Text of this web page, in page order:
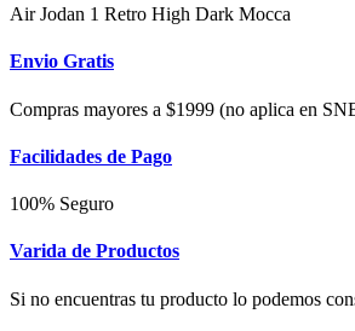
Air Jodan 1 Retro High Dark Mocca
Envio Gratis
Compras mayores a $1999 (no aplica en
Facilidades de Pago
100% Seguro
Varida de Productos
Si no encuentras tu producto lo podemos